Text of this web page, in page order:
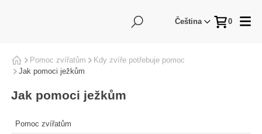
Čeština 0
Domů
Pomoc zvířatům
Kdy zvíře potřebuje pomoc
Jak pomoci ježkům
Jak pomoci ježkům
Pomoc zvířatům